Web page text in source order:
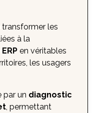
transformer les
à la
en véritables
les usagers
par un diagnostic
, permettant